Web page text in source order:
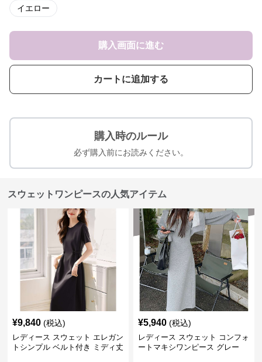
イエロー
購入画面に進む
カートに追加する
購入時のルール
必ず購入前にお読みください。
スウェットワンピースの人気アイテム
¥9,840 (税込)
レディース スウェット エレガン
トシンプル ベルト付き ミディ丈
¥5,940 (税込)
レディース スウェット コンフォ
ートマキシワンピース グレー